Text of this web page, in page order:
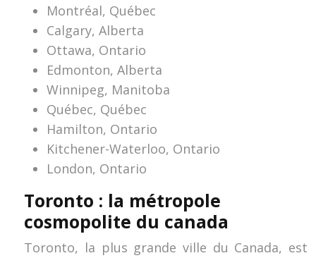
Montréal, Québec
Calgary, Alberta
Ottawa, Ontario
Edmonton, Alberta
Winnipeg, Manitoba
Québec, Québec
Hamilton, Ontario
Kitchener-Waterloo, Ontario
London, Ontario
Toronto : la métropole
cosmopolite du canada
Toronto, la plus grande ville du Canada, est